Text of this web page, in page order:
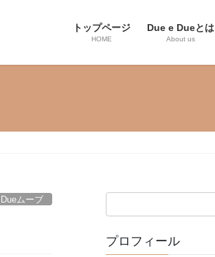
トップページ
HOME
Due e Dueとは
About us
ムーブ
プロフィール